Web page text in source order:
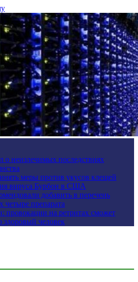
о неизлечимых последствиях
меры против укусов клещей
вируса Бурбон в США
добавить в перечень
препарата
провокации на ретритах сможет
здоровый человек